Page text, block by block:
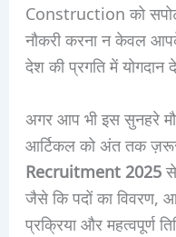
Construction को
नौकरी करना न केवल
देश की प्रगति में योगदान
अगर आप भी इस सुनहरे
आर्टिकल को अंत तक
Recruitment 2025से
जैसे कि पदों का विवरण,
प्रक्रिया और महत्वपूर्ण